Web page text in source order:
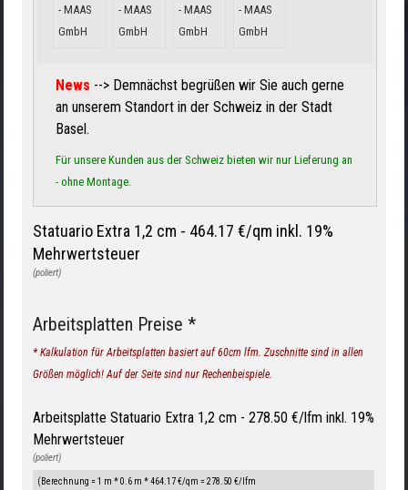
News --> Demnächst begrüßen wir Sie auch gerne
an unserem Standort in der Schweiz in der Stadt
Basel.
Für unsere Kunden aus der Schweiz bieten wir nur Lieferung an
- ohne Montage.
Statuario Extra 1,2 cm - 464.17 €/qm inkl. 19%
Mehrwertsteuer
(poliert)
Arbeitsplatten Preise *
* Kalkulation für Arbeitsplatten basiert auf 60cm lfm. Zuschnitte sind in allen
Größen möglich! Auf der Seite sind nur Rechenbeispiele.
Arbeitsplatte Statuario Extra 1,2 cm - 278.50 €/lfm inkl. 19%
Mehrwertsteuer
(poliert)
(Berechnung = 1 m * 0.6 m * 464.17 €/qm = 278.50 €/lfm